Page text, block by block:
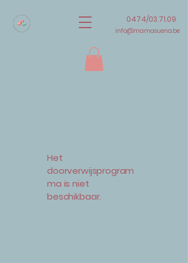
info@mamasuena.be
0474/03.71.09
Het
doorverwijsprogram
ma is niet
beschikbaar.